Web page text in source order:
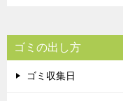
ゴミの出し方
ゴミ収集日